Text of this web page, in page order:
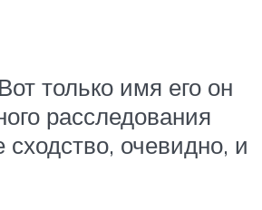
только имя его он
расследования
очевидно, и